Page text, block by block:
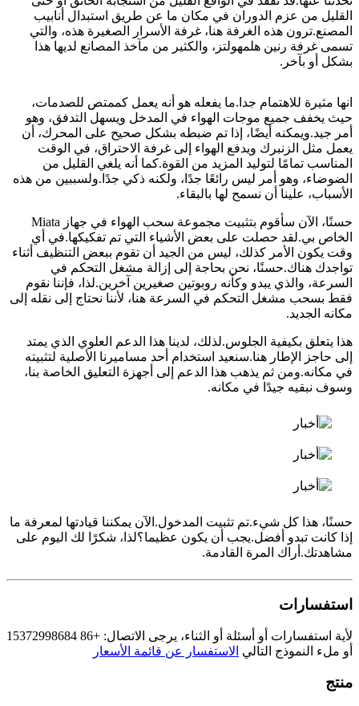
القليل من عزم الدوران في مكان ما عن طريق استبدال أنابيب
المصنع.ترون هذه الغرفة هنا، غرفة الأسرار الصغيرة هذه، والتي
تسمى غرفة رنين هلمهولتز، والكثير من مآخذ المصانع لديها هذا
بشكل أو بآخر.
انها مثيرة للاهتمام جدا.ما يفعله هو أنه يعمل كممتص للصدمات،
حيث يخفف جميع موجات الهواء في المدخل ويسهل التدفق، وهو
أمر جيد.ويمكنه أيضًا، إذا تم ضبطه بشكل صحيح على المحرك، أن
يعمل مثل الزنبرك ويدفع الهواء إلى غرفة الاحتراق، في الوقت
المناسب تمامًا لتوليد المزيد من القوة.كما أنه يلغي القليل من
الضوضاء، وهو أمر ليس رائعًا جدًا، ولكنه ذكي جدًا.ولسببين من هذه
الأسباب، علينا أن نسمح لها بالبقاء.
حسنًا، الآن سأقوم بتثبيت مجموعة سحب الهواء في جهاز Miata
الخاص بي.لقد حصلت على بعض الأشياء التي تم تفكيكها.في أي
وقت يكون الأمر كذلك، ليس من الجيد أن تقوم ببعض التنظيف أثناء
تواجدك هناك.حسنًا، نحن بحاجة إلى إزالة مشغل التحكم في
السرعة، والذي يبدو وكأنه روبوتين صغيرين آخرين.لذا، فإننا نقوم
فقط بسحب مشغل التحكم في السرعة هنا، لأننا نحتاج إلى نقله إلى
مكانه الجديد.
هذا يتعلق بكيفية الجلوس.لذلك، لدينا هذا الدعم العلوي الذي يمتد
إلى حاجز الإطار هنا.سنعيد استخدام أحد مساميرنا الأصلية لتثبيته
في مكانه.ومن ثم يذهب هذا الدعم إلى أجهزة التعليق الخاصة بنا،
وسوف نبقيه جيدًا في مكانه.
حسنًا، هذا كل شيء.تم تثبيت المدخول.الآن يمكننا قيادتها لمعرفة ما
إذا كانت تبدو أفضل.يجب أن يكون عظيما؟لذا، شكرًا لك اليوم على
مشاهدتك.أراك المرة القادمة.
استفسارات
لأية استفسارات أو أسئلة أو الثناء، يرجى الاتصال: +86 15372998684
أو ملء النموذج التالي الاستفسار عن قائمة الأسعار
منتج